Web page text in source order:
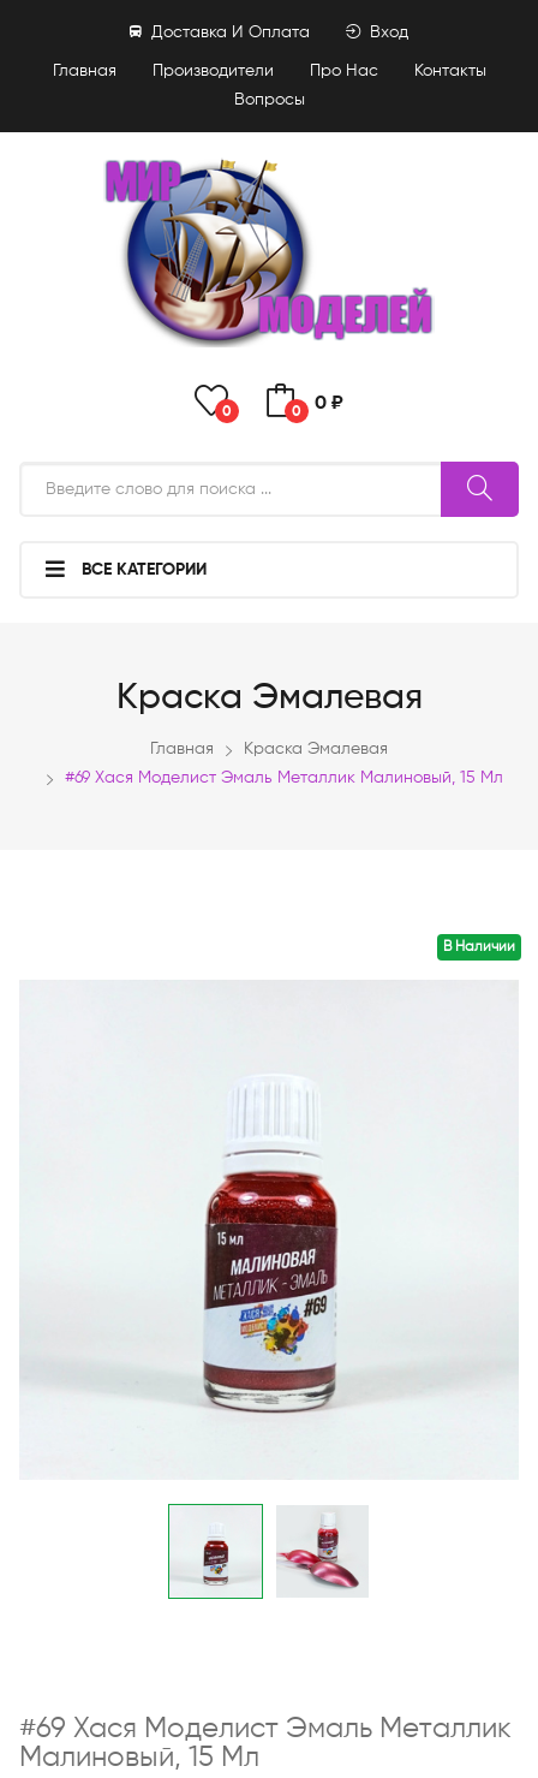
Главная Производители Про Нас
Контакты
Вопросы
Доставка И Оплата Вход
0 0 0 ₽
ВСЕ КАТЕГОРИИ
Краска Эмалевая
Главная
Краска Эмалевая
#69 Хася Моделист Эмаль Металлик Малиновый, 15 Мл
В Наличии
#69 Хася Моделист Эмаль Металлик
Малиновый, 15 Мл